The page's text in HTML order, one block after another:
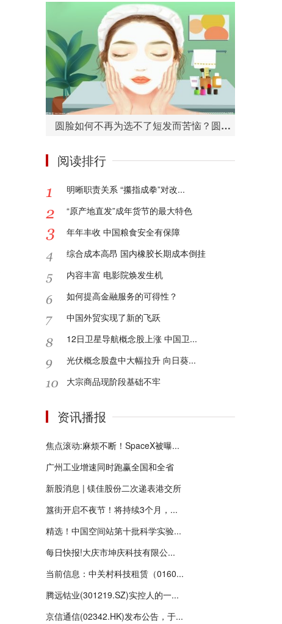
圆脸如何不再为选不了短发而苦恼？圆脸适合的短发造型有哪些？
阅读排行
明晰职责关系 “攥指成拳”对改...
“原产地直发”成年货节的最大特色
年年丰收 中国粮食安全有保障
综合成本高昂 国内橡胶长期成本倒挂
内容丰富 电影院焕发生机
如何提高金融服务的可得性？
中国外贸实现了新的飞跃
12日卫星导航概念股上涨 中国卫...
光伏概念股盘中大幅拉升 向日葵...
大宗商品现阶段基础不牢
资讯播报
焦点滚动:麻烦不断！SpaceX被曝...
广州工业增速同时跑赢全国和全省
新股消息 | 镁佳股份二次递表港交所
簋街开启不夜节！将持续3个月，...
精选！中国空间站第十批科学实验...
每日快报!大庆市坤庆科技有限公...
当前信息：中关村科技租赁（0160...
腾远钴业(301219.SZ)实控人的一...
京信通信(02342.HK)发布公告，于...